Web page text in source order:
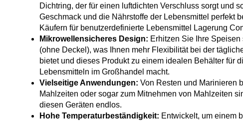
Dichtring, der für einen luftdichten Verschluss sorgt und
Geschmack und die Nährstoffe der Lebensmittel perfekt
Käufern für benutzerdefinierte Lebensmittel Lagerung
Mikrowellensicheres Design: Erhitzen Sie Ihre
(ohne Deckel), was Ihnen mehr Flexibilität bei der
bietet und dieses Produkt zu einem idealen Behälter für
Lebensmitteln im Großhandel macht.
Vielseitige Anwendungen: Von Resten und Marinieren
Mahlzeiten oder sogar zum Mitnehmen von Mahlzeiten
diesen Geräten endlos.
Hohe Temperaturbeständigkeit: Entwickelt, um einem